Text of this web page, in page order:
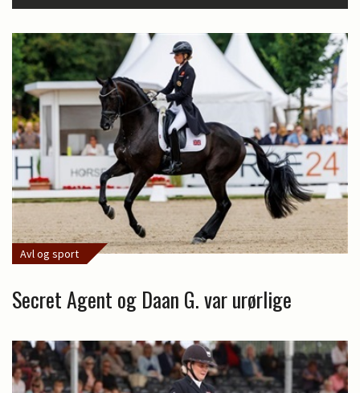
Avl og sport
Secret Agent og Daan G. var urørlige